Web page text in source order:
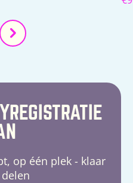
op één plek - klaar